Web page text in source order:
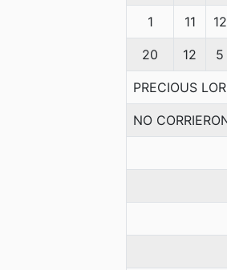
1 11 12
20 12 5
PRECIOUS
NO